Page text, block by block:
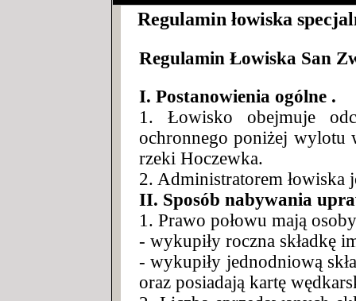
Regulamin łowiska
Regulamin Łowiska San
I. Postanowienia ogólne .
1. Łowisko obejmuje
ochronnego poniżej
rzeki Hoczewka.
2. Administratorem
II. Sposób nabywania
1. Prawo połowu mają
- wykupiły roczna składkę
- wykupiły jednodniową
oraz posiadają kartę